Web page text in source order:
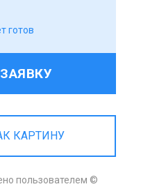
готов
КАРТИНУ
пользователем ©